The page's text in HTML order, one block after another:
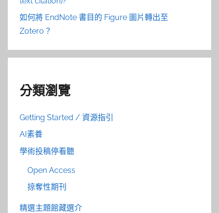
如何將 EndNote 書目的 Figure 圖片轉出至
Zotero？
分類瀏覽
Getting Started / 資源指引
AI素養
學術投稿停看聽
Open Access
掠奪性期刊
精選主題館藏選介